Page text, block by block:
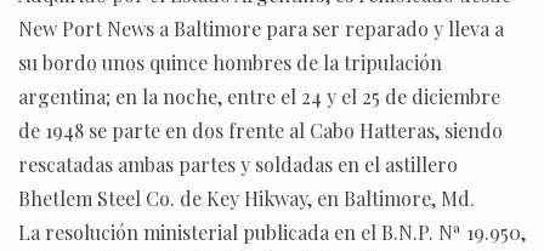
New Port News a Baltimore para ser reparado y lleva a
su bordo unos quince hombres de la tripulación
argentina; en la noche, entre el 24 y el 25 de diciembre
de 1948 se parte en dos frente al Cabo Hatteras, siendo
rescatadas ambas partes y soldadas en el astillero
Bhetlem Steel Co. de Key Hikway, en Baltimore, Md.
La resolución ministerial publicada en el B.N.P. Nª 19.950,